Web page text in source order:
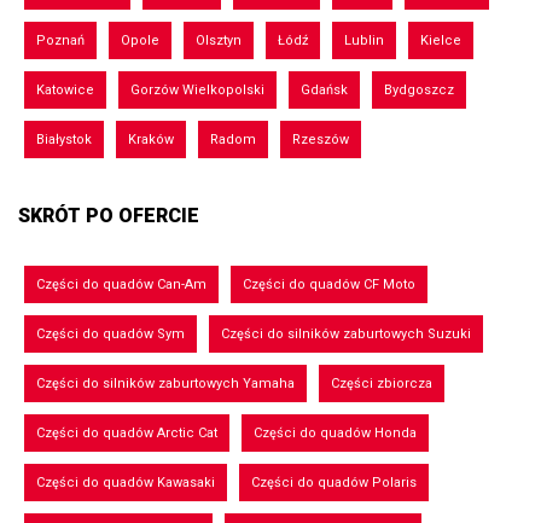
Poznań Opole Olsztyn Łódź Lublin Kielce
Katowice Gorzów Wielkopolski Gdańsk Bydgoszcz
Białystok Kraków Radom Rzeszów
SKRÓT PO OFERCIE
Części do quadów Can-Am Części do quadów CF Moto
Części do quadów Sym Części do silników zaburtowych Suzuki
Części do silników zaburtowych Yamaha Części zbiorcza
Części do quadów Arctic Cat Części do quadów Honda
Części do quadów Kawasaki Części do quadów Polaris